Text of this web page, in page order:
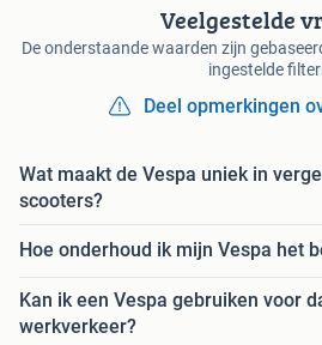
Veelgestelde
De onderstaande waarden zijn
ingestelde
Deel opmerkingen
Wat maakt de Vespa uniek in
scooters?
Hoe onderhoud ik mijn Vespa het
Kan ik een Vespa gebruiken voor
werkverkeer?